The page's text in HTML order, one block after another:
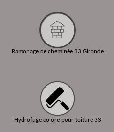
Ramonage de cheminée 33 Gironde
Hydrofuge colore pour toiture 33